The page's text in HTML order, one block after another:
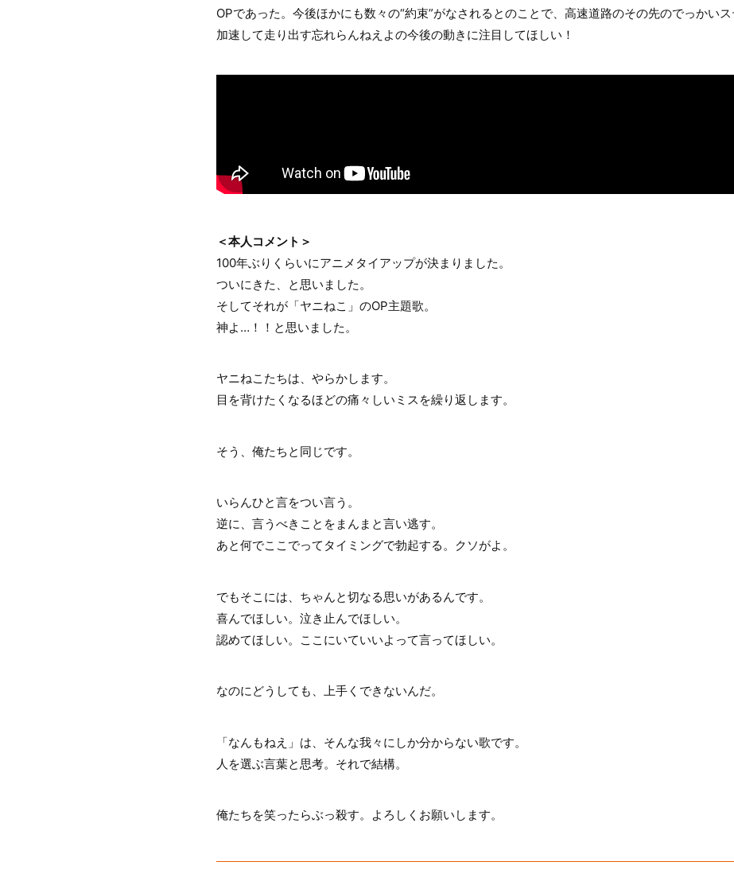
OPであった。今後ほかにも数々の“約束”がなされるとのことで、高速道路のその先のでっかい
加速して走り出す忘れらんねえよの今後の動きに注目してほしい！
＜本人コメント＞
100年ぶりくらいにアニメタイアップが決まりました。
ついにきた、と思いました。
そしてそれが「ヤニねこ」のOP主題歌。
神よ…！！と思いました。
ヤニねこたちは、やらかします。
目を背けたくなるほどの痛々しいミスを繰り返します。
そう、俺たちと同じです。
いらんひと言をつい言う。
逆に、言うべきことをまんまと言い逃す。
あと何でここでってタイミングで勃起する。クソがよ。
でもそこには、ちゃんと切なる思いがあるんです。
喜んでほしい。泣き止んでほしい。
認めてほしい。ここにいていいよって言ってほしい。
なのにどうしても、上手くできないんだ。
「なんもねえ」は、そんな我々にしか分からない歌です。
人を選ぶ言葉と思考。それで結構。
俺たちを笑ったらぶっ殺す。よろしくお願いします。